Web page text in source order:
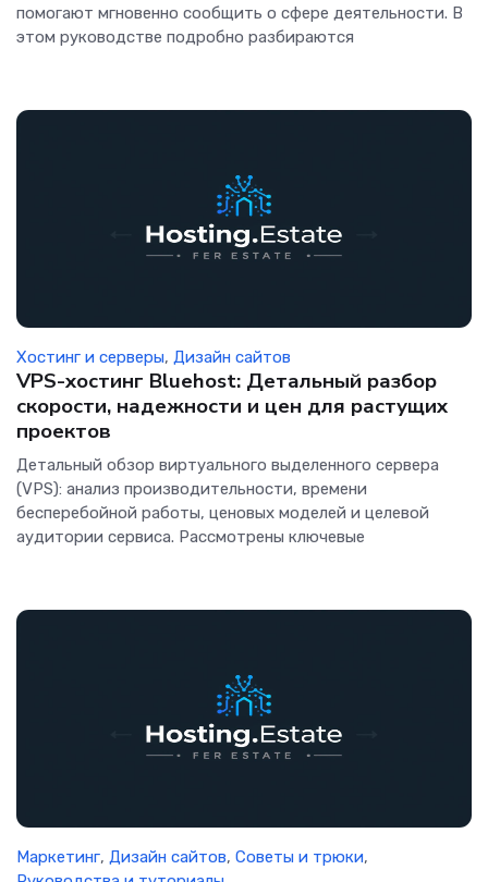
помогают мгновенно сообщить о сфере деятельности. В
этом руководстве подробно разбираются
Хостинг и серверы, Дизайн сайтов
VPS-хостинг Bluehost: Детальный разбор
скорости, надежности и цен для растущих
проектов
Детальный обзор виртуального выделенного сервера
(VPS): анализ производительности, времени
бесперебойной работы, ценовых моделей и целевой
аудитории сервиса. Рассмотрены ключевые
Маркетинг, Дизайн сайтов, Советы и трюки,